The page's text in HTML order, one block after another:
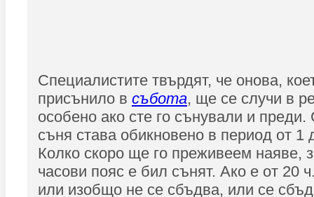
Специалистите твърдят, че онова,
присънило в събота, ще се случи в
особено ако сте го сънували и
съня става обикновено в период от 1
Колко скоро ще го преживеем наяве,
часови пояс е бил сънят. Ако е от 20
или изобщо не се сбъдва, или се